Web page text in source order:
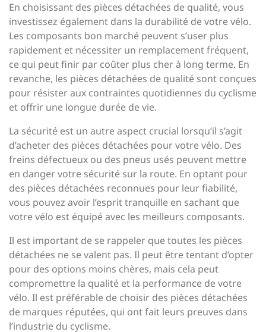
En choisissant des pièces détachées de qualité, vous
investissez également dans la durabilité de votre vélo.
Les composants bon marché peuvent s’user plus
rapidement et nécessiter un remplacement fréquent,
ce qui peut finir par coûter plus cher à long terme. En
revanche, les pièces détachées de qualité sont conçues
pour résister aux contraintes quotidiennes du cyclisme
et offrir une longue durée de vie.
La sécurité est un autre aspect crucial lorsqu’il s’agit
d’acheter des pièces détachées pour votre vélo. Des
freins défectueux ou des pneus usés peuvent mettre
en danger votre sécurité sur la route. En optant pour
des pièces détachées reconnues pour leur fiabilité,
vous pouvez avoir l’esprit tranquille en sachant que
votre vélo est équipé avec les meilleurs composants.
Il est important de se rappeler que toutes les pièces
détachées ne se valent pas. Il peut être tentant d’opter
pour des options moins chères, mais cela peut
compromettre la qualité et la performance de votre
vélo. Il est préférable de choisir des pièces détachées
de marques réputées, qui ont fait leurs preuves dans
l’industrie du cyclisme.